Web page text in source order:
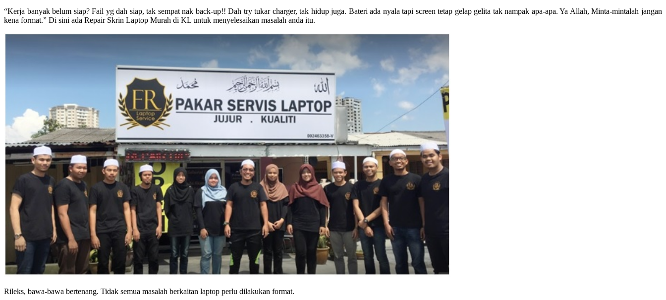
“Kerja banyak belum siap? Fail yg dah siap, tak sempat nak back-up!! Dah try tukar charger, tak hidup juga. Bateri ada nyala tapi screen tetap gelap gelita tak nampak apa-apa. Ya Allah, Minta-mintalah jangan
kena format.” Di sini ada Repair Skrin Laptop Murah di KL untuk menyelesaikan masalah anda itu.
Rileks, bawa-bawa bertenang. Tidak semua masalah berkaitan laptop perlu dilakukan format.